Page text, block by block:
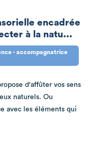
encadrée
à la natu...
- accompagnatrice
d'affûter vos sens
naturels. Ou
avec les éléments qui